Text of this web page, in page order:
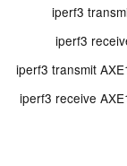
iperf3
iperf3
iperf3 transmit
iperf3 receive